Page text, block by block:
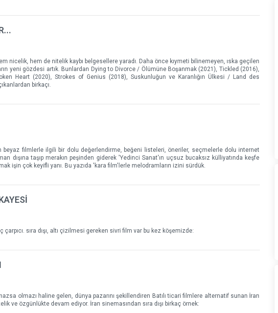
nicelik, hem de nitelik kaybı belgesellere yaradı. Daha önce kıymeti bilinemeyen, ıska geçilen
yeni gözdesi artık. Bunlardan Dying to Divorce / Ölümüne Boşanmak (2021), Tickled (2016),
Heart (2020), Strokes of Genius (2018), Suskunluğun ve Karanlığın Ülkesi / Land des
birkaçı.
beyaz filmlerle ilgili bir dolu değerlendirme, beğeni listeleri, öneriler, seçmelerle dolu internet
dışına taşıp merakın peşinden giderek 'Yedinci Sanat'ın uçsuz bucaksız külliyatında keşfe
işin çok keyifli yanı. Bu yazıda 'kara film'lerle melodramların izini sürdük.
sıra dışı, altı çizilmesi gereken sivri film var bu kez köşemizde:
olmazı haline gelen, dünya pazarını şekillendiren Batılı ticari filmlere alternatif sunan İran
ve özgünlükte devam ediyor. İran sinemasından sıra dışı birkaç örnek: